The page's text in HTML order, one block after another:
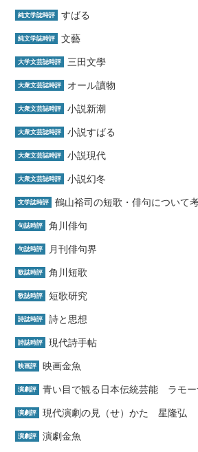
純文学誌時評 すばる
純文学誌時評 文藝
大学文芸誌時評 三田文學
大衆文芸誌時評 オール讀物
大衆文芸誌時評 小説新潮
大衆文芸誌時評 小説すばる
大衆文芸誌時評 小説現代
大衆文芸誌時評 小説幻冬
文学誌時評 鶴山裕司の短歌・俳句について
句誌時評 角川俳句
句誌時評 月刊俳句界
歌誌時評 角川短歌
歌誌時評 短歌研究
詩誌時評 詩と思想
詩誌時評 現代詩手帖
映画評 映画金魚
演劇評 青い目で観る日本伝統芸能 ラモー
演劇評 現代演劇の見（せ）かた 星隆弘
演劇評 演劇金魚